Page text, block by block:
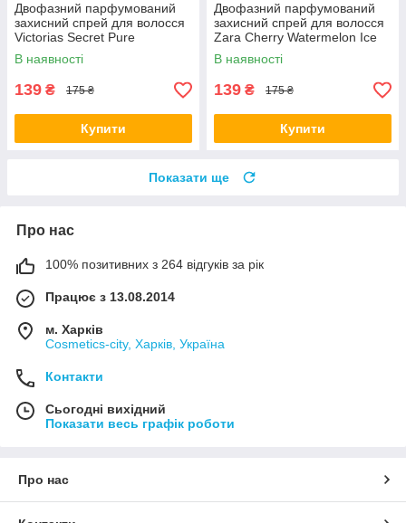
Двофазний парфумований
захисний спрей для волосся
Victorias Secret Pure
Seduction Exclusive EURO
200 мл
В наявності
139 ₴ 175 ₴
Купити
Двофазний парфумований
захисний спрей для волосся
Zara Cherry Watermelon Ice
Exclusive EURO 200 мл
В наявності
139 ₴ 175 ₴
Купити
Показати ще
Про нас
100% позитивних з 264 відгуків за рік
Працює з 13.08.2014
м. Харків
Cosmetics-city, Харків, Україна
Контакти
Сьогодні вихідний
Показати весь графік роботи
Про нас